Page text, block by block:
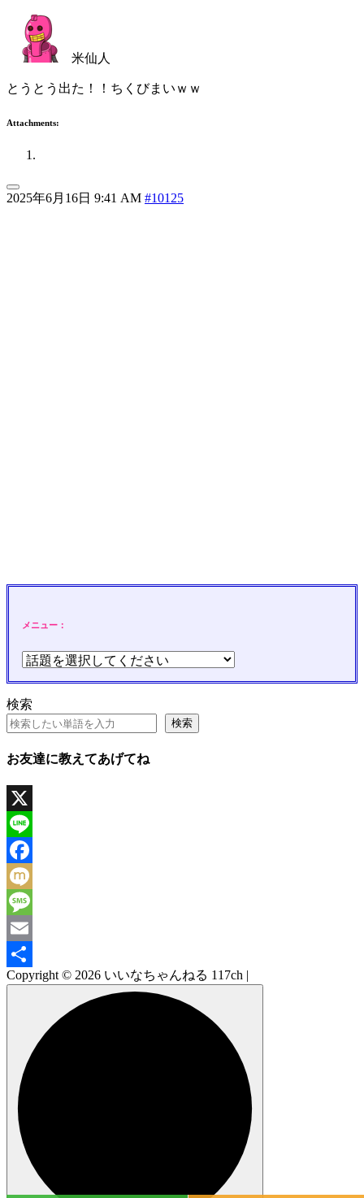
2025年6月16日 9:41 AM #10125
米仙人
とうとう出た！！ちくびまいｗｗ
Attachments:
メニュー：
検索
検索
お友達に教えてあげてね
X
Line
Facebook
Mixi
Message
Email
共
Copyright © 2026 いいなちゃんねる 117ch |